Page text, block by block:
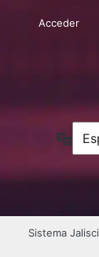
Acceder
Sistema